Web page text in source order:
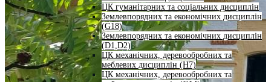
ЦК гуманітарних та соціальних дисциплін
Землевпорядних та економічних дисциплін
(G18)
Землевпорядних та економічних дисциплін
(D1,D2)
ЦК механічних, деревообробних та
меблевих дисциплін (H7)
ЦК механічних, деревообробних та